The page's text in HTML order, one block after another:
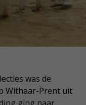
was de
Withaar-Prent uit